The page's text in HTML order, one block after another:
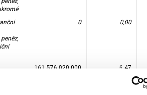
0 0,00
161 576 020 000 6,47